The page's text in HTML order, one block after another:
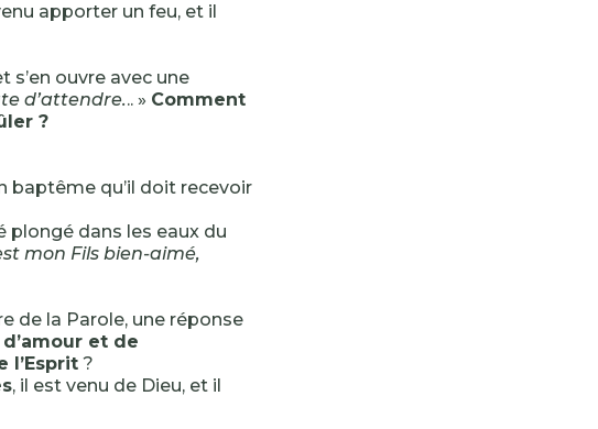
apporter un feu, et il
s’en ouvre avec une
d’attendre... » Comment
?
baptême qu’il doit recevoir
plongé dans les eaux du
mon Fils bien-aimé,
de la Parole, une réponse
et de
l’Esprit ?
, il est venu de Dieu, et il